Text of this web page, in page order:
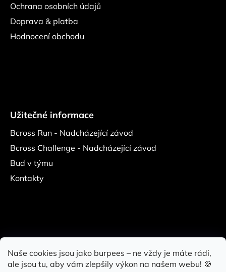
Naše cookies jsou jako burpees – ne vždy je máte rádi,
ale jsou tu, aby vám zlepšily výkon na našem webu! 🍪
Ochrana osobních údajů
Doprava & platba
Hodnocení obchodu
Užitečné informace
Bcross Run - Nadcházející závod
Bcross Challenge - Nadcházející závod
Buď v týmu
Kontakty